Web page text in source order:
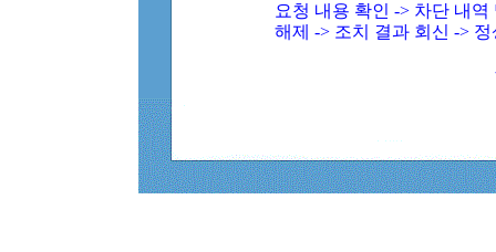
요청 내용 확인 -> 차단 내
해제 -> 조치 결과 회신 ->